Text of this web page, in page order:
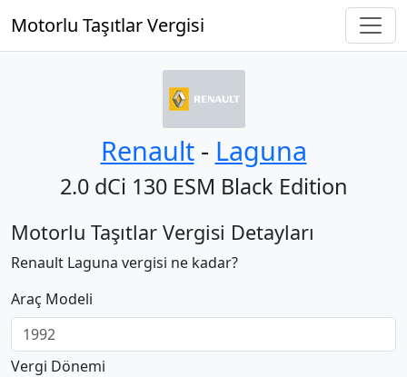
Motorlu Taşıtlar Vergisi
Renault‐ Laguna
2.0 dCi 130 ESM Black Edition
Motorlu Taşıtlar Vergisi Detayları
Renault Laguna vergisi ne kadar?
Araç Modeli
Vergi Dönemi